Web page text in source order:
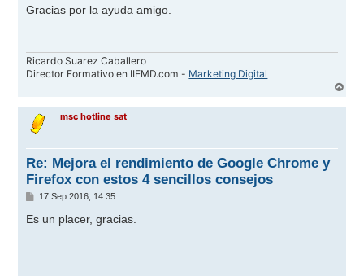
n
s
Gracias por la ayuda amigo.
Ricardo Suarez Caballero
Director Formativo en IIEMD.com - Marketing Digital
r
msc hotline sat
Re: Mejora el rendimiento de Google Chrome y
Firefox con estos 4 sencillos consejos
M
n
17 Sep 2016, 14:35
Es un placer, gracias.